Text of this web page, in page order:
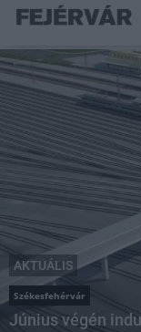
AKTUÁLIS
Székesfehérvár
Június végén